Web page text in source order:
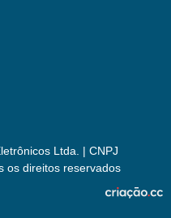
Ltda. | CNPJ
os direitos reservados